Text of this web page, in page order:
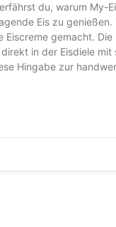
du, warum My-
Eis zu genießen.
gemacht. Die
in der Eisdiele mit
Hingabe zur